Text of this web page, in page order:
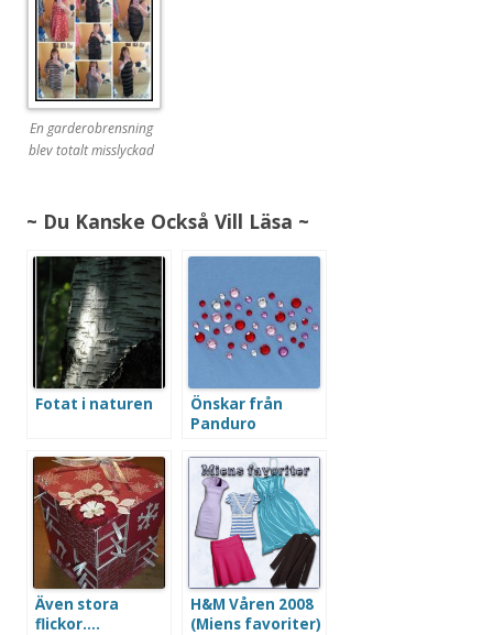
En garderobrensning
blev totalt misslyckad
~ Du Kanske Också Vill Läsa ~
Fotat i naturen
Önskar från
Panduro
Även stora
flickor….
H&M Våren 2008
(Miens favoriter)